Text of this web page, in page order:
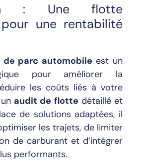
: Une flotte
une rentabilité
parc automobile est un
pour améliorer la
les coûts liés à votre
audit de flotte détaillé et
de solutions adaptées, il
les trajets, de limiter
de carburant et d’intégrer
performants.